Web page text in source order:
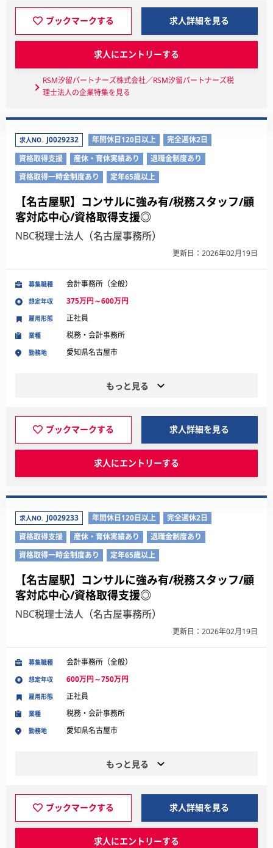
ブックマークする 求人詳細を見る
求人にエントリーする
RSM汐留パートナーズ株式会社／RSM汐留パートナーズ税
理士法人の企業特集を見る
求人NO. J0029232 年間休日120日以上
完全週休2日
資格取得支援
産休・育休実績あり
退職金制度あり
資格取得一時金制度あり
定年65歳以上
【名古屋駅】コンサルに強み有/税務スタッフ/顧
客対応中心/資格取得支援◎
NBC税理士法人（名古屋事務所）
更新日：2026年02月19日
募集職種 会計事務所（全般）
想定年収 375万円～600万円
業種 税務・会計事務所
勤務地 愛知県名古屋市
雇用形態 正社員
もっと見る
ブックマークする 求人詳細を見る
求人にエントリーする
求人NO. J0029233 年間休日120日以上
完全週休2日
資格取得支援
産休・育休実績あり
退職金制度あり
資格取得一時金制度あり
定年65歳以上
【名古屋駅】コンサルに強み有/税務スタッフ/顧
客対応中心/資格取得支援◎
NBC税理士法人（名古屋事務所）
更新日：2026年02月19日
募集職種 会計事務所（全般）
想定年収 600万円～750万円
業種 税務・会計事務所
勤務地 愛知県名古屋市
雇用形態 正社員
もっと見る
ブックマークする 求人詳細を見る
求人にエントリーする